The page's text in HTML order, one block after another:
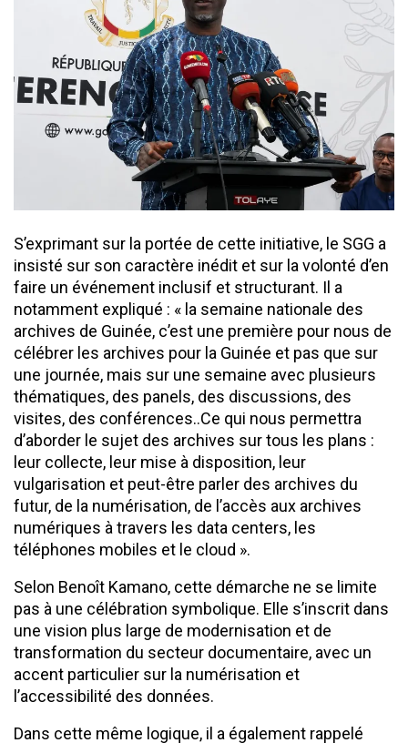
S’exprimant sur la portée de cette initiative, le SGG a
insisté sur son caractère inédit et sur la volonté d’en
faire un événement inclusif et structurant. Il a
notamment expliqué : « la semaine nationale des
archives de Guinée, c’est une première pour nous de
célébrer les archives pour la Guinée et pas que sur
une journée, mais sur une semaine avec plusieurs
thématiques, des panels, des discussions, des
visites, des conférences..Ce qui nous permettra
d’aborder le sujet des archives sur tous les plans :
leur collecte, leur mise à disposition, leur
vulgarisation et peut-être parler des archives du
futur, de la numérisation, de l’accès aux archives
numériques à travers les data centers, les
téléphones mobiles et le cloud ».
Selon Benoît Kamano, cette démarche ne se limite
pas à une célébration symbolique. Elle s’inscrit dans
une vision plus large de modernisation et de
transformation du secteur documentaire, avec un
accent particulier sur la numérisation et
l’accessibilité des données.
Dans cette même logique, il a également rappelé